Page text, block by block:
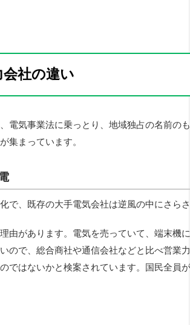
会社の違い
電気事業法に乗っとり、地域独占の名前の
集まっています。
で、既存の大手電気会社は逆風の中にさら
由があります。電気を売っていて、端末機
ので、総合商社や通信会社などと比べ営
ではないかと検案されています。国民全